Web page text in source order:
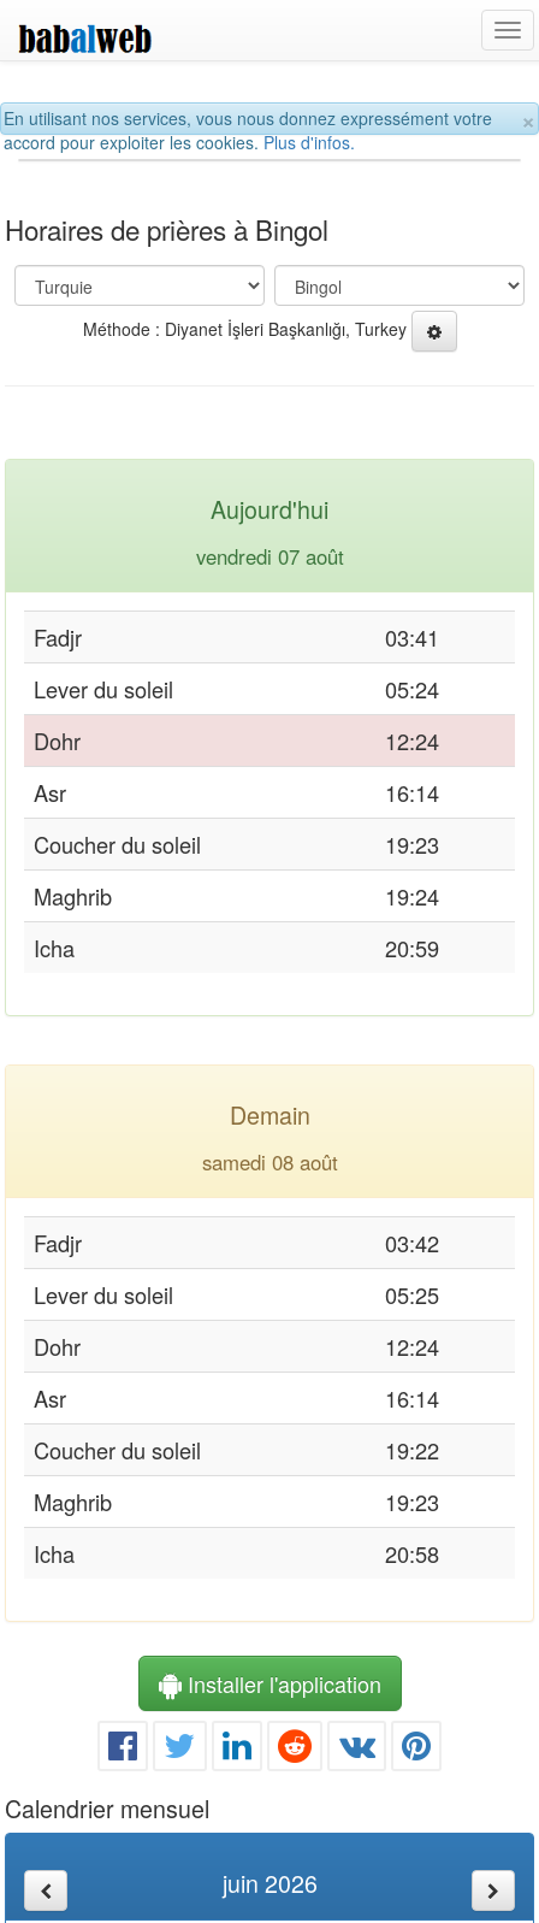
×
En utilisant nos services, vous nous donnez expressément votre
accord pour exploiter les cookies.Plus d'infos.
Horaires de prières à Bingol
Méthode : Diyanet İşleri Başkanlığı, Turkey
Aujourd'hui
vendredi 07 août
Fadjr
03:41
Lever du soleil
05:24
Dohr
12:24
Asr
16:14
Coucher du soleil
19:23
Maghrib
19:24
Icha
20:59
Demain
samedi 08 août
Fadjr
03:42
Lever du soleil
05:25
Dohr
12:24
Asr
16:14
Coucher du soleil
19:22
Maghrib
19:23
Icha
20:58
Installer l'application
Calendrier mensuel
juin 2026